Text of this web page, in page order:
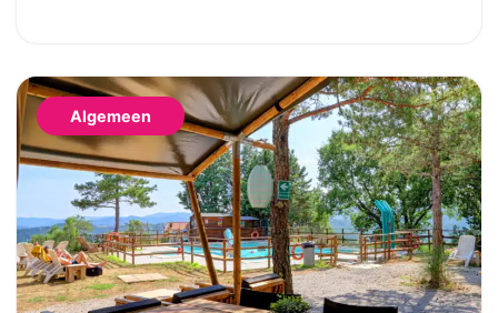
aan financiële opvoeding, help je kinderen
om later bewuste keuzes te maken. Dat
hoeft helemaal niet ingewikkeld te zijn;
juist […]
Algemeen